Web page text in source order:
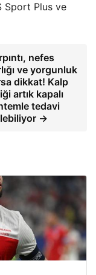
Sport Plus ve
nefes
ve yorgunluk
dikkat! Kalp
artık kapalı
tedavi
→